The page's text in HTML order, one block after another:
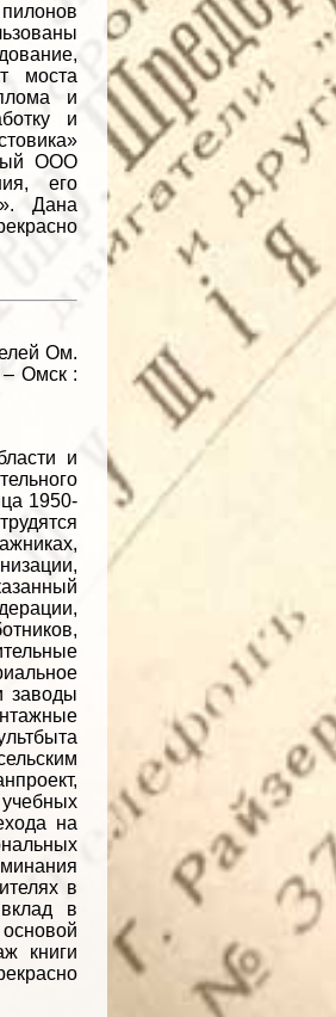
моста
и
и
ООО
его
Дана
Ом.
Омск :
и
1950-
заводы
на
в
в
книги